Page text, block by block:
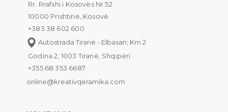
Rr. Rrafshi i Kosovës Nr.52
10000 Prishtinë, Kosovë
+383 38 602 600
Autostrada Tiranë - Elbasan, Km 2
Godina 2, 1003 Tiranë, Shqipëri
+355 68 353 6687
online@kreativqeramika.com